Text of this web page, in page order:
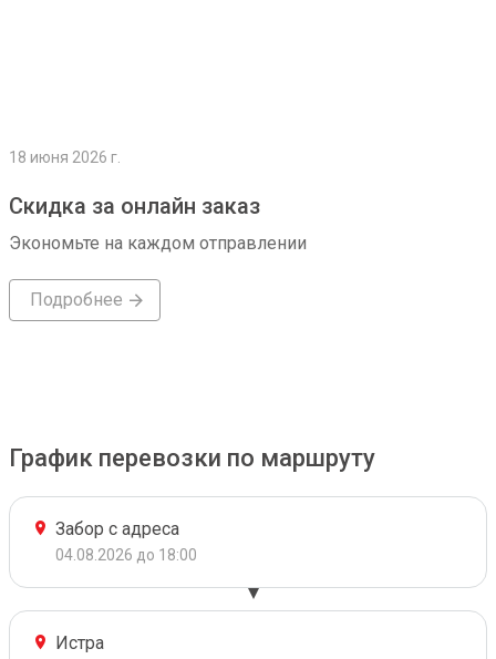
18 июня 2026 г.
Скидка за онлайн заказ
Экономьте на каждом отправлении
Подробнее
График перевозки по маршруту
Забор с адреса
04.08.2026 до 18:00
Истра